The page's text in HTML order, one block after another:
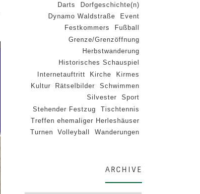
Darts
Dorfgeschichte(n)
Dynamo Waldstraße
Event
Festkommers
Fußball
Grenze/Grenzöffnung
Herbstwanderung
Historisches Schauspiel
Internetauftritt
Kirche
Kirmes
Kultur
Rätselbilder
Schwimmen
Silvester
Sport
Stehender Festzug
Tischtennis
Treffen ehemaliger Herleshäuser
Turnen
Volleyball Wanderungen
ARCHIVE